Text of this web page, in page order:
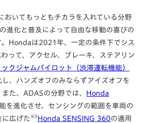
おいてもっともチカラを入れている分野
進化と普及によって自由な移動の喜びの
。Hondaは2021年、一定の条件下でシス
って、アクセル、ブレーキ、ステアリン
ックジャムパイロット（渋滞運転機能）
、ハンズオフのみならずアイズオフを
また、ADASの分野では、
Honda
を進化させ、センシングの範囲を車両の
に広げた ※3 Honda SENSING 360の適用